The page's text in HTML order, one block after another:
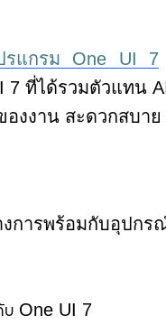
รแกรม One UI 7
7 ที่ได้รวมตัวแทน
งงาน สะดวกสบา
งการพร้อมกับอุปกร
บ One UI 7